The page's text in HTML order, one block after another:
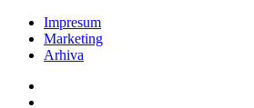
Impresum
Marketing
Arhiva